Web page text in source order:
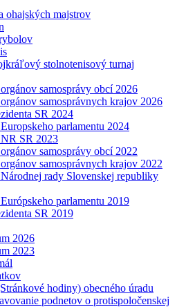
ohajských majstrov
stolnotenisový turnaj
samosprávy obcí 2026
samosprávnych krajov 2026
SR 2024
parlamentu 2024
SR 2023
samosprávy obcí 2022
samosprávnych krajov 2022
rady Slovenskej republiky
parlamentu 2019
SR 2019
2026
2023
hodiny) obecného úradu
podnetov o protispoločenskej